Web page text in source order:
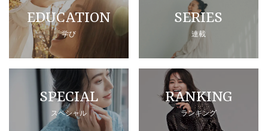
EDUCATION
学び
SERIES
連載
SPECIAL
スペシャル
RANKING
ランキング